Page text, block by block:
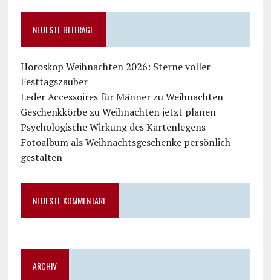
NEUESTE BEITRÄGE
Horoskop Weihnachten 2026: Sterne voller
Festtagszauber
Leder Accessoires für Männer zu Weihnachten
Geschenkkörbe zu Weihnachten jetzt planen
Psychologische Wirkung des Kartenlegens
Fotoalbum als Weihnachtsgeschenke persönlich
gestalten
NEUESTE KOMMENTARE
ARCHIV